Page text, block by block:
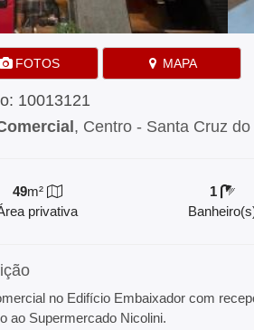
FOTOS MAPA
10013121
, Centro - Santa Cruz do
49m²
privativa
1
no Edifício Embaixador com
ao Supermercado Nicolini.